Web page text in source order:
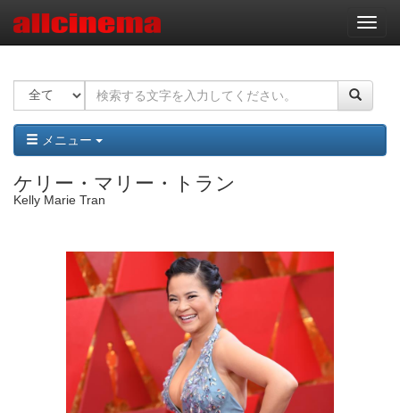
ナ
ビ
ー
ョ
ン
メニュー
ケリー・マリー・トラン
Kelly Marie Tran